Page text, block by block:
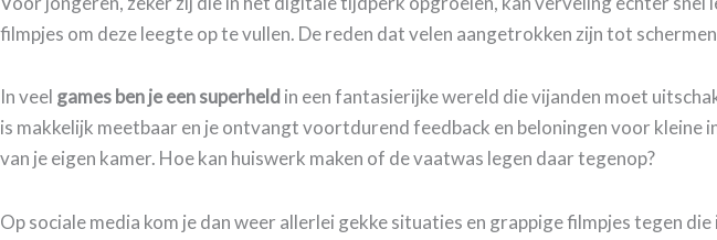
filmpjes om deze leegte op te vullen. De reden dat velen aangetrokken zijn tot
In veel gamesben je een superheld in een fantasierijke wereld die vijanden moet
is makkelijk meetbaar en je ontvangt voortdurend feedback en beloningen voor kleine
van je eigen kamer. Hoe kan huiswerk maken of de vaatwas legen daar tegenop?
Op sociale media kom je dan weer allerlei gekke situaties en grappige filmpjes tegen die